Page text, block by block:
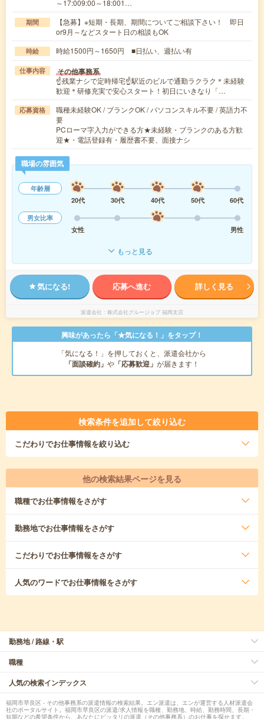
～17:009:00～18:001…
期間
【急募】※短期・長期、期間についてご相談下さい！ 即日
or9月～などスタート日の相談もOK
時給 時給1500円～1650円 ■日払い、週払い有
仕事内容 その他事務系
☝残業ナシで定時帰宅☝駅近のビルで通勤ラクラク＊未経験
歓迎＊研修充実で安心スタート！初日にいきなり「…
応募資格
職種未経験OK / ブランクOK / パソコンスキル不要 / 英語力不
要
PCローマ字入力ができる方★未経験・ブランクのある方歓
迎★・電話登録有・履歴書不要、面接ナシ
職場の雰囲気
年齢層
20代
30代 40代 50代
60代
男女比率
女性
男性
もっと見る
気になる! 応募へ進む 詳しく見る
派遣会社 株式会社グルージョブ 福岡支店
興味があったら「★気になる！」をタップ！
「気になる！」を押しておくと、派遣会社から
「面談確約」 や 「応募歓迎」 が届きます！
検索条件を追加して絞り込む
こだわりでお仕事情報を絞り込む
他の検索結果ページを見る
職種でお仕事情報をさがす
勤務地でお仕事情報をさがす
こだわりでお仕事情報をさがす
人気のワードでお仕事情報をさがす
勤務地 / 路線・駅
職種
人気の検索インデックス
福岡市早良区 - その他事務系の派遣情報の検索結果。エン派遣は、エンが運営する人材派遣会
社のポータルサイト。福岡市早良区の派遣/求人情報を職種、勤務地、時給、勤務時間、長期・
短期などの希望条件から、あなたにピッタリの派遣（その他事務系）のお仕事を探せます。